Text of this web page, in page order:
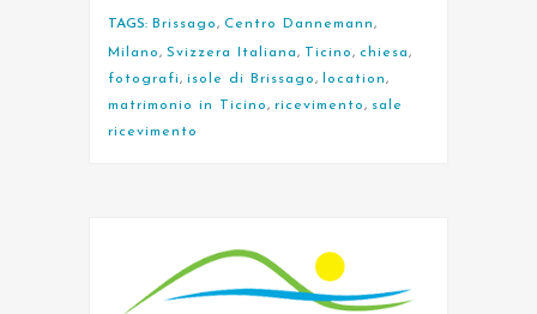
TAGS: Brissago, Centro Dannemann,
Milano, Svizzera Italiana, Ticino, chiesa,
fotografi, isole di Brissago, location,
matrimonio in Ticino, ricevimento, sale
ricevimento